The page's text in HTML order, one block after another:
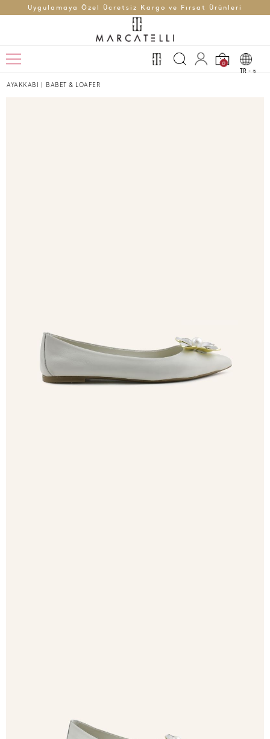
Uygulamaya Özel Ücretsiz Kargo ve Fırsat Ürünleri
0
TR - t
AYAKKABI | BABET & LOAFER